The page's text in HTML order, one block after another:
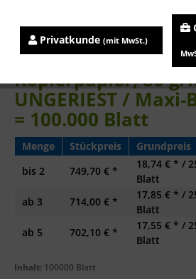
HP OFFICE CHP113
Kopierpapier, 80 g/
UNGERIEST /
= 100.000 Blatt
Menge Stückpreis
Grundpreis
bis 2 749,70 € *
18,74 € * /
Blatt
ab 3 714,00 € *
17,85 € * /
Blatt
ab 5 702,10 € *
17,55 € * /
Blatt
Inhalt: 100000 Blatt
Privatkunde (mit MwSt.)